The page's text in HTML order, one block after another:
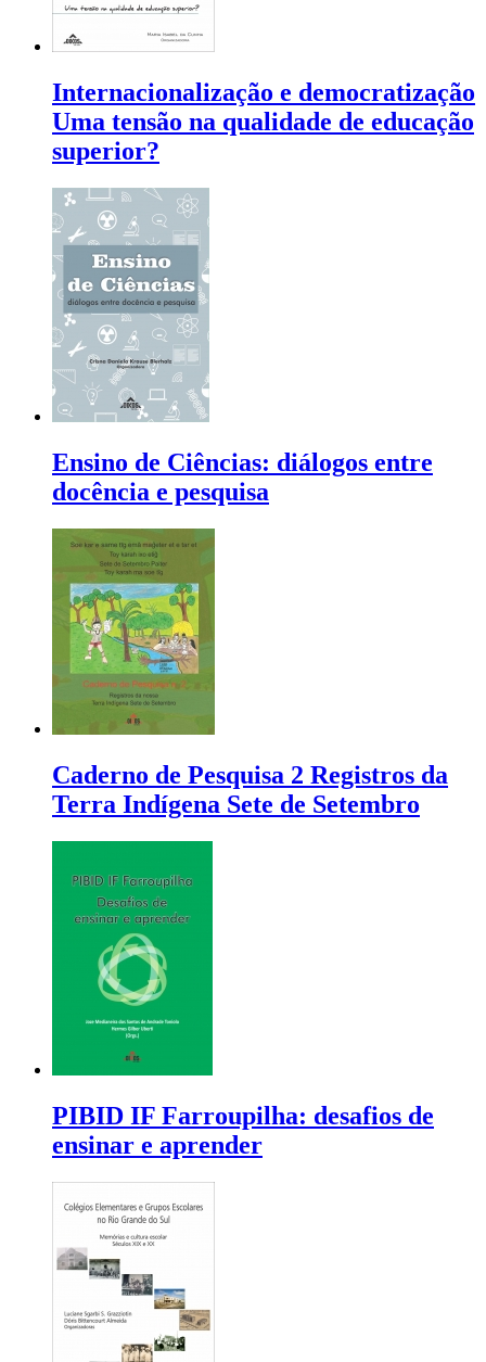
Internacionalização e democratização
Uma tensão na qualidade de educação
superior?
Ensino de Ciências: diálogos entre
docência e pesquisa
Caderno de Pesquisa 2 Registros da
Terra Indígena Sete de Setembro
PIBID IF Farroupilha: desafios de
ensinar e aprender